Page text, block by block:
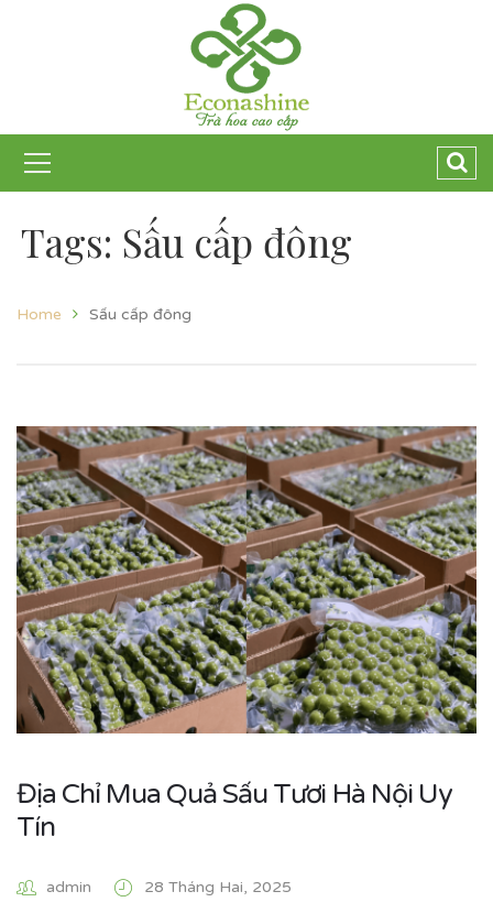
Tags: Sấu cấp đông
Home Sấu cấp đông
Địa Chỉ Mua Quả Sấu Tươi Hà Nội Uy
Tín
admin 28 Tháng Hai, 2025